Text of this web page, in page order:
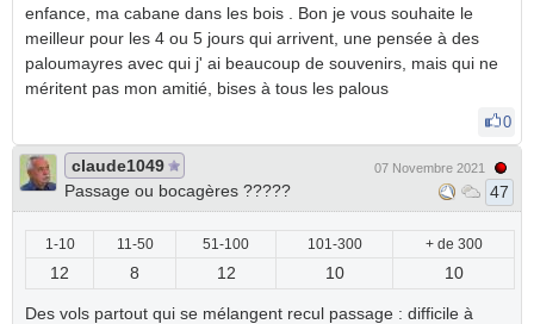
enfance, ma cabane dans les bois . Bon je vous souhaite le
meilleur pour les 4 ou 5 jours qui arrivent, une pensée à des
paloumayres avec qui j' ai beaucoup de souvenirs, mais qui ne
méritent pas mon amitié, bises à tous les palous
0
claude1049
Passage ou bocagères ?????
07 Novembre 2021
47
1-10 11-50 51-100 101-300 + de 300
12 8 12 10 10
Des vols partout qui se mélangent recul passage : difficile à